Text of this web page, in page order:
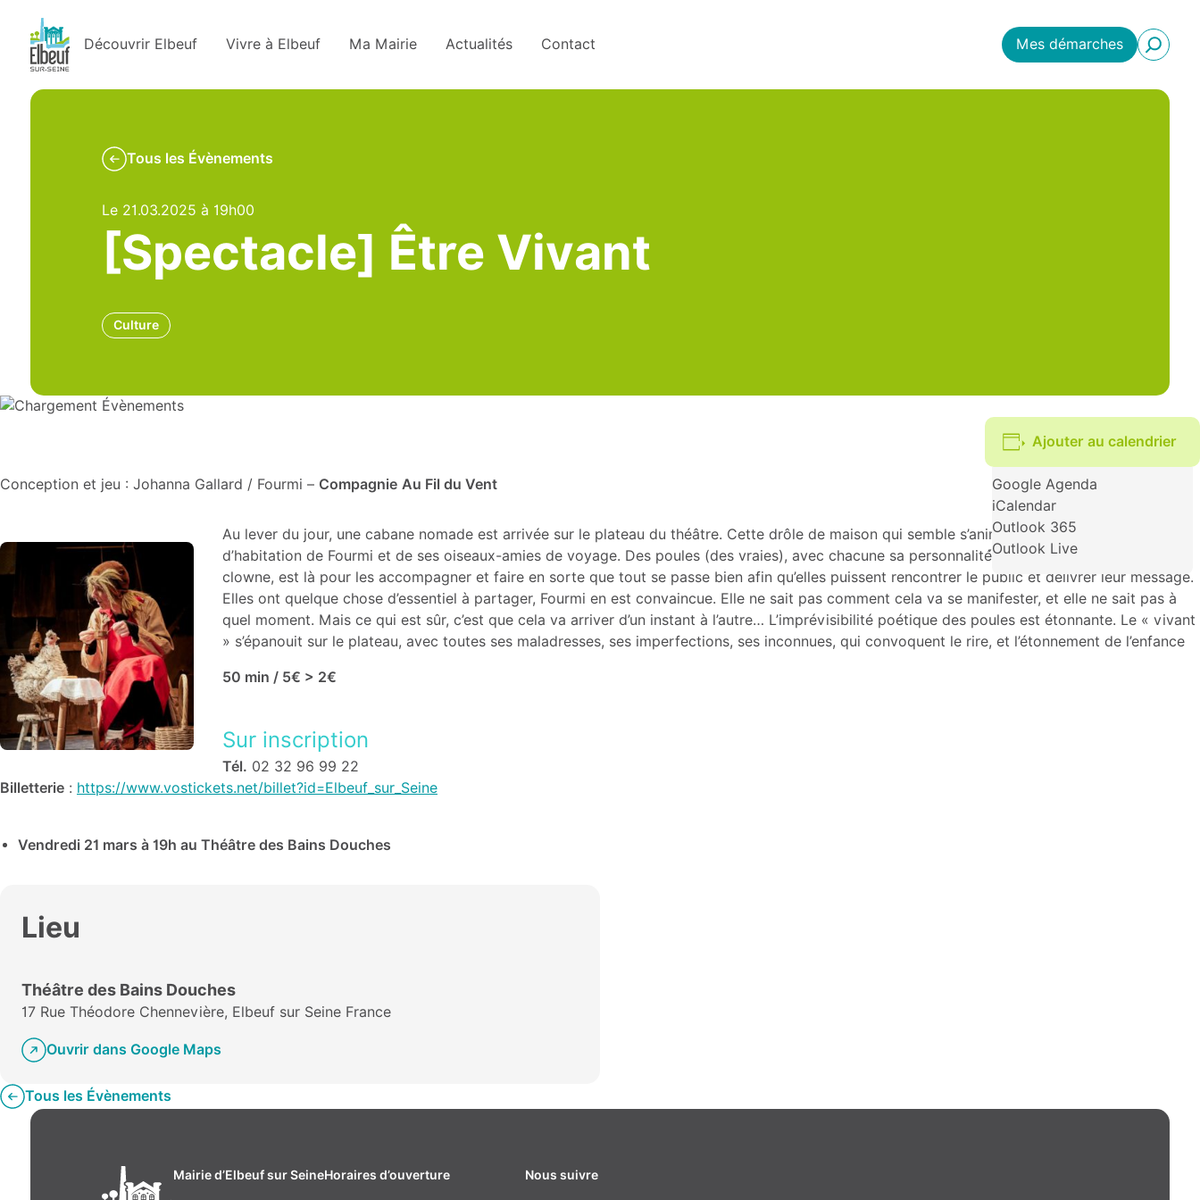
Découvrir Elbeuf Vivre à Elbeuf Ma Mairie Actualités Contact Mes démarches
Tous les Évènements
Le 21.03.2025 à 19h00
[Spectacle] Être Vivant
Culture
Ajouter au calendrier
Google Agenda
iCalendar
Outlook 365
Outlook Live
Conception et jeu : Johanna Gallard / Fourmi – Compagnie Au Fil du Vent
Au lever du jour, une cabane nomade est arrivée sur le plateau du théâtre. Cette drôle de maison qui semble s’animer toute seule est le lieu
d’habitation de Fourmi et de ses oiseaux-amies de voyage. Des poules (des vraies), avec chacune sa personnalité́, entrent en scène. Fourmi,
clowne, est là pour les accompagner et faire en sorte que tout se passe bien afin qu’elles puissent rencontrer le public et délivrer leur message.
Elles ont quelque chose d’essentiel à partager, Fourmi en est convaincue. Elle ne sait pas comment cela va se manifester, et elle ne sait pas à
quel moment. Mais ce qui est sûr, c’est que cela va arriver d’un instant à l’autre… L’imprévisibilité poétique des poules est étonnante. Le « vivant
» s’épanouit sur le plateau, avec toutes ses maladresses, ses imperfections, ses inconnues, qui convoquent le rire, et l’étonnement de l’enfance
50 min / 5€ > 2€
Sur inscription
Tél. 02 32 96 99 22
Billetterie : https://www.vostickets.net/billet?id=Elbeuf_sur_Seine
Vendredi 21 mars à 19h au Théâtre des Bains Douches
Lieu
Théâtre des Bains Douches
17 Rue Théodore Chennevière, Elbeuf sur Seine France
Ouvrir dans Google Maps
Tous les Évènements
Mairie d’Elbeuf sur SeineHoraires d’ouverture Nous suivre